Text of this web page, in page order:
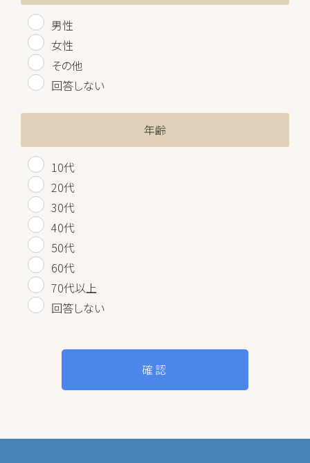
男性
女性
その他
回答しない
年齢
10代
20代
30代
40代
50代
60代
70代以上
回答しない